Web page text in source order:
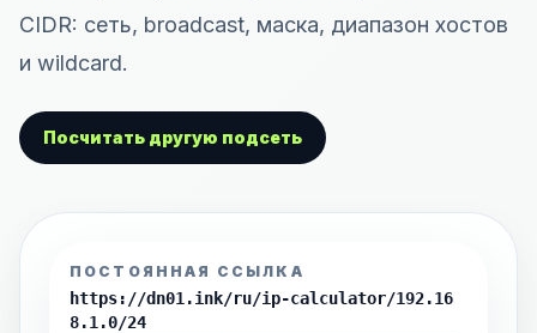
CIDR: сеть, broadcast, маска, диапазон хостов
и wildcard.
Посчитать другую подсеть
ПОСТОЯННАЯ ССЫЛКА
https://dn01.ink/ru/ip-calculator/192.16
8.1.0/24